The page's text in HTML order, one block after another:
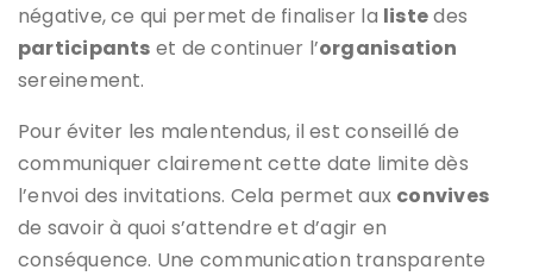
négative, ce qui permet de finaliser la listedes
participants et de continuer l’organisation
sereinement.
Pour éviter les malentendus, il est conseillé de
communiquer clairement cette date limite dès
l’envoi des invitations. Cela permet aux convives
de savoir à quoi s’attendre et d’agir en
conséquence. Une communication transparente